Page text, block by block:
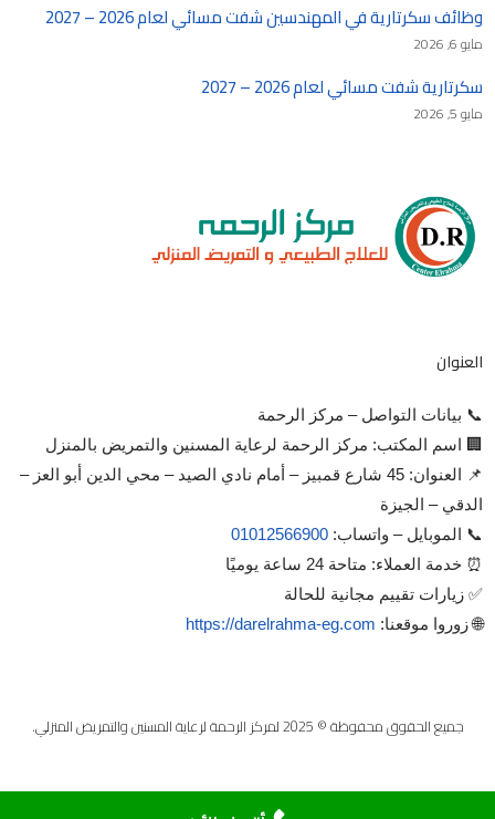
وظائف سكرتارية في المهندسين شفت مسائي لعام 2026 – 2027
مايو 6, 2026
سكرتارية شفت مسائي لعام 2026 – 2027
مايو 5, 2026
العنوان
📞 بيانات التواصل – مركز الرحمة
🏢 اسم المكتب: مركز الرحمة لرعاية المسنين والتمريض بالمنزل
📌 العنوان: 45 شارع قمبيز – أمام نادي الصيد – محي الدين أبو العز –
الدقي – الجيزة
📞 الموبايل – واتساب:01012566900
⏰ خدمة العملاء: متاحة 24 ساعة يوميًا
✅ زيارات تقييم مجانية للحالة
🌐 زوروا موقعنا: https://darelrahma-eg.com
جميع الحقوق محفوظة © 2025 لمركز الرحمة لرعاية المسنين والتمريض المنزلي.